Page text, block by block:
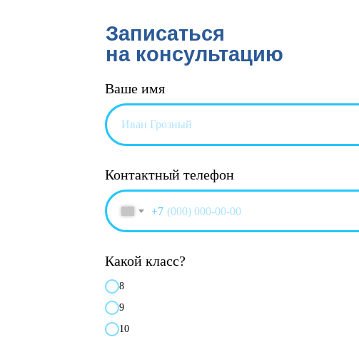
Ваше имя
Контактный телефон
+7
Какой класс?
8
9
10
Записаться
на консультацию